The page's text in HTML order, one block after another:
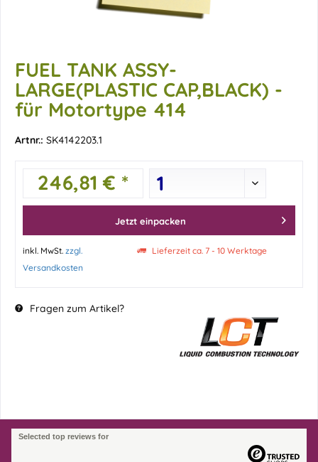
FUEL TANK ASSY-
LARGE(PLASTIC CAP,BLACK) -
für Motortype 414
Artnr.: SK4142203.1
246,81 € *
Jetzt einpacken
inkl. MwSt. zzgl.
Versandkosten
Lieferzeit ca. 7 - 10 Werktage
Fragen zum Artikel?
Selected top reviews for